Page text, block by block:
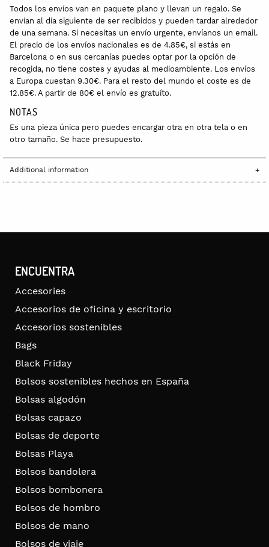
Todos los envíos van en paquete plano y llevan un regalo. Se
envían al día siguiente de ser recibidos y pueden tardar alrededor
de una semana. Si necesitas un envío urgente, envíanos un email.
El precio de los envíos nacionales es de 4.85€, si estás en
Barcelona o en sus cercanías puedes optar por la opción de
recogida, no tiene costes y ayudas al medioambiente. Los envíos
a Europa cuestan 9.30€. Para el resto del mundo el coste es de
12.85€. A partir de 80€ el envío es gratuíto.
NOTAS
Es una pieza única pero puedes encargar otra en otra tela o en
otro tamaño. Se hace presupuesto.
Additional information
ENCUENTRA
Accesories
Accesorios de oficina y escritorio
Accesorios sostenibles
Bags
Black Friday
Bolsos sostenibles hechos en España
Bolsas algodón
Bolsas capazo
Bolsas de deporte
Bolsas Playa
Bolsos bandolera
Bolsos bombonera
Bolsos de hombro
Bolsos de mano
Bolsos de viaje